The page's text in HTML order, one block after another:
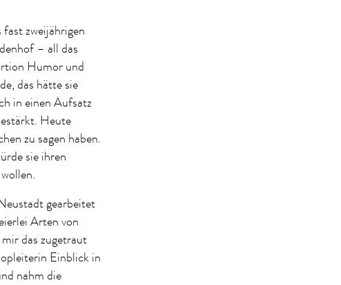
zweijährigen
– all das
Humor und
das hätte sie
in einen Aufsatz
Heute
zu sagen haben.
sie ihren
gearbeitet
Arten von
das zugetraut
Einblick in
nahm die